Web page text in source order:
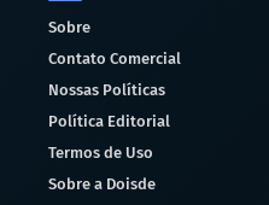
Sobre
Contato Comercial
Nossas Políticas
Política Editorial
Termos de Uso
Sobre a Doisde